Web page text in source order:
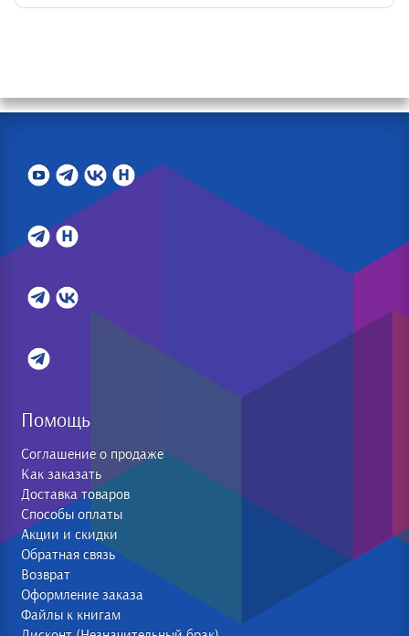
Помощь
Соглашение о продаже
Как заказать
Доставка товаров
Способы оплаты
Акции и скидки
Обратная связь
Возврат
Оформление заказа
Файлы к книгам